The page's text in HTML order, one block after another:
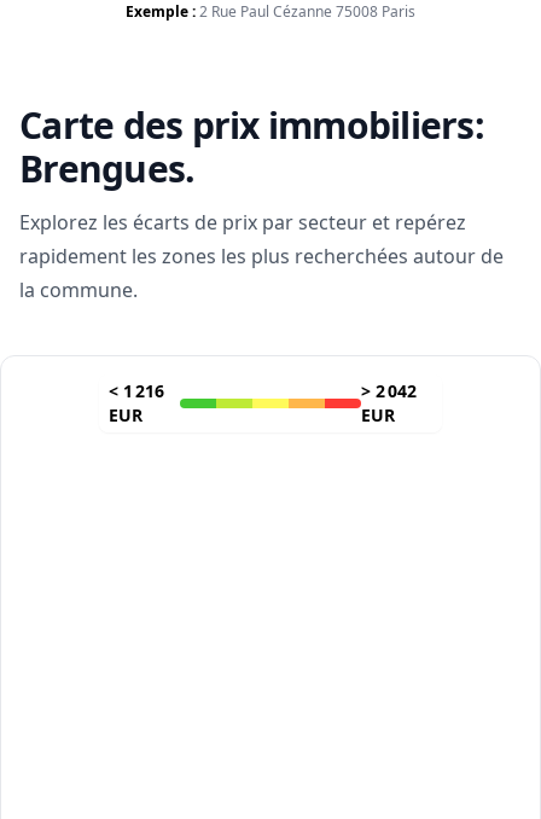
Exemple :2 Rue Paul Cézanne 75008 Paris
Carte des prix immobiliers:
Brengues.
Explorez les écarts de prix par secteur et repérez
rapidement les zones les plus recherchées autour de
la commune.
< 1 216
EUR
> 2 042
EUR